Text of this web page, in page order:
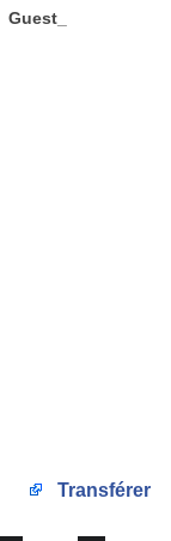
Guest_
Transférer